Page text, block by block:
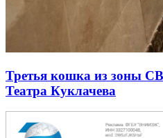
Третья кошка из зоны
Театра Куклачева